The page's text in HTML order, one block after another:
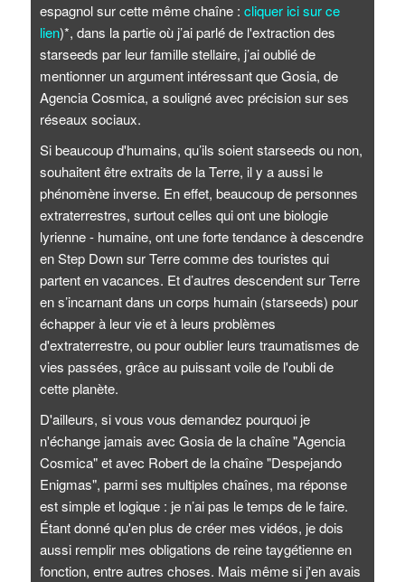
espagnol sur cette même chaîne :cliquer ici sur ce
lien)*, dans la partie où j’ai parlé de l'extraction des
starseeds par leur famille stellaire, j’ai oublié de
mentionner un argument intéressant que Gosia, de
Agencia Cosmica, a souligné avec précision sur ses
réseaux sociaux.
Si beaucoup d'humains, qu’ils soient starseeds ou non,
souhaitent être extraits de la Terre, il y a aussi le
phénomène inverse. En effet, beaucoup de personnes
extraterrestres, surtout celles qui ont une biologie
lyrienne - humaine, ont une forte tendance à descendre
en Step Down sur Terre comme des touristes qui
partent en vacances. Et d’autres descendent sur Terre
en s’incarnant dans un corps humain (starseeds) pour
échapper à leur vie et à leurs problèmes
d'extraterrestre, ou pour oublier leurs traumatismes de
vies passées, grâce au puissant voile de l'oubli de
cette planète.
D'ailleurs, si vous vous demandez pourquoi je
n'échange jamais avec Gosia de la chaîne "Agencia
Cosmica" et avec Robert de la chaîne "Despejando
Enigmas", parmi ses multiples chaînes, ma réponse
est simple et logique : je n’ai pas le temps de le faire.
Étant donné qu'en plus de créer mes vidéos, je dois
aussi remplir mes obligations de reine taygétienne en
fonction, entre autres choses. Mais même si j'en avais